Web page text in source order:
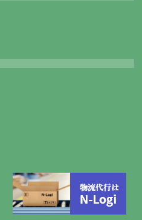
も安心です。
す。
により右用・左用のどちかがセッ